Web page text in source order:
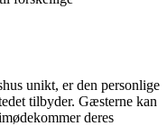
unikt, er den personlige
tilbyder. Gæsterne kan
deres